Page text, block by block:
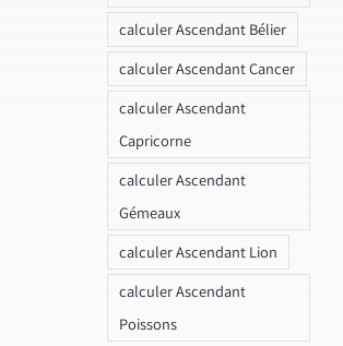
calculer Ascendant Bélier
calculer Ascendant Cancer
calculer Ascendant
Capricorne
calculer Ascendant
Gémeaux
calculer Ascendant Lion
calculer Ascendant
Poissons